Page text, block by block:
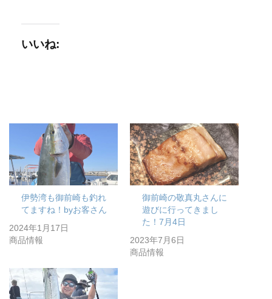
いいね:
伊勢湾も御前崎も釣れ
てますね！byお客さん
2024年1月17日
商品情報
御前崎の敬真丸さんに
遊びに行ってきまし
た！7月4日
2023年7月6日
商品情報